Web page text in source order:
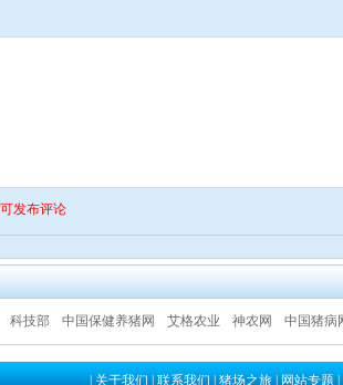
科技部 中国保健养猪网 艾格农业 神农网 中国猪病
|关于我们|联系我们|猪场之旅|网站专题|